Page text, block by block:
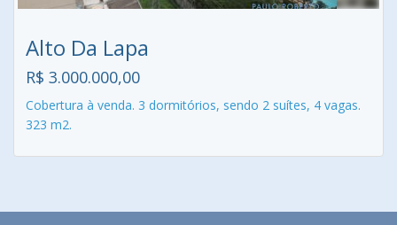
Alto Da Lapa
R$ 3.000.000,00
Cobertura à venda. 3 dormitórios, sendo 2 suítes, 4 vagas.
323 m2.